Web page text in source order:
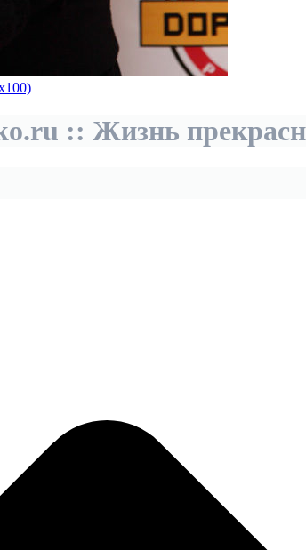
:: Жизнь